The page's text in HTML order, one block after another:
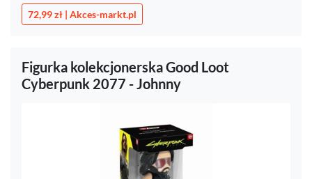
72,99 zł | Akces-markt.pl
Figurka kolekcjonerska Good Loot
Cyberpunk 2077 - Johnny